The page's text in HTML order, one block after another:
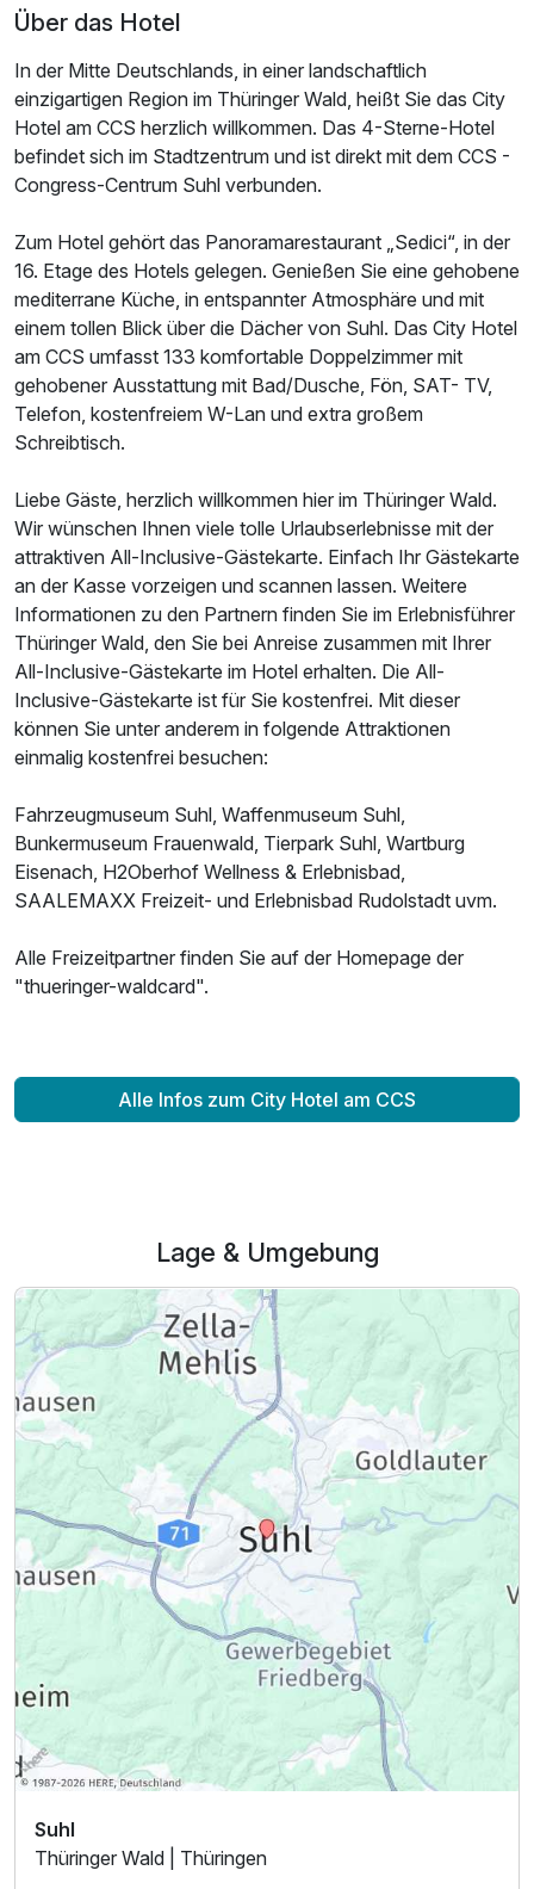
Über das Hotel
In der Mitte Deutschlands, in einer landschaftlich
einzigartigen Region im Thüringer Wald, heißt Sie das City
Hotel am CCS herzlich willkommen. Das 4-Sterne-Hotel
befindet sich im Stadtzentrum und ist direkt mit dem CCS -
Congress-Centrum Suhl verbunden.
Zum Hotel gehört das Panoramarestaurant „Sedici“, in der
16. Etage des Hotels gelegen. Genießen Sie eine gehobene
mediterrane Küche, in entspannter Atmosphäre und mit
einem tollen Blick über die Dächer von Suhl. Das City Hotel
am CCS umfasst 133 komfortable Doppelzimmer mit
gehobener Ausstattung mit Bad/Dusche, Fön, SAT- TV,
Telefon, kostenfreiem W-Lan und extra großem
Schreibtisch.
Liebe Gäste, herzlich willkommen hier im Thüringer Wald.
Wir wünschen Ihnen viele tolle Urlaubserlebnisse mit der
attraktiven All-Inclusive-Gästekarte. Einfach Ihr Gästekarte
an der Kasse vorzeigen und scannen lassen. Weitere
Informationen zu den Partnern finden Sie im Erlebnisführer
Thüringer Wald, den Sie bei Anreise zusammen mit Ihrer
All-Inclusive-Gästekarte im Hotel erhalten. Die All-
Inclusive-Gästekarte ist für Sie kostenfrei. Mit dieser
können Sie unter anderem in folgende Attraktionen
einmalig kostenfrei besuchen:
Fahrzeugmuseum Suhl, Waffenmuseum Suhl,
Bunkermuseum Frauenwald, Tierpark Suhl, Wartburg
Eisenach, H2Oberhof Wellness & Erlebnisbad,
SAALEMAXX Freizeit- und Erlebnisbad Rudolstadt uvm.
Alle Freizeitpartner finden Sie auf der Homepage der
"thueringer-waldcard".
Alle Infos zum City Hotel am CCS
Lage & Umgebung
Suhl
Thüringer Wald | Thüringen